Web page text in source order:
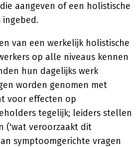
aangeven of een holistische
ingebed.
van een werkelijk holistische
op alle niveaus kennen
hun dagelijks werk
worden genomen met
voor effecten op
tegelijk; leiders stellen
('wat veroorzaakt dit
symptoomgerichte vragen